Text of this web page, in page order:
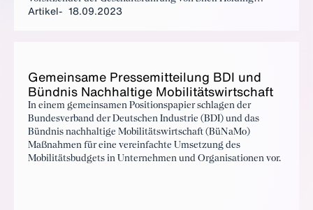
Deutschland den Infrastrukturausbau, die Dekarbonisierung,
Artikel 18.09.2023
Ge­mein­sa­me Pres­se­mit­tei­lung BDI und
Bünd­nis Nach­hal­ti­ge Mo­bi­li­täts­wirt­schaft
In einem gemeinsamen Positionspapier schlagen der
Bundesverband der Deutschen Industrie (BDI) und das
Bündnis nachhaltige Mobilitätswirtschaft (BüNaMo)
Maßnahmen für eine vereinfachte Umsetzung des
Mobilitätsbudgets in Unternehmen und Organisationen vor.